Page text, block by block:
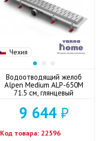
Чехия
Водоотводящий желоб
Alpen Medium ALP-650M
71.5 см, глянцевый
9 644₽
Код товара: 22596